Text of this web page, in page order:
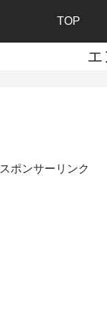
TOP
スポンサーリンク